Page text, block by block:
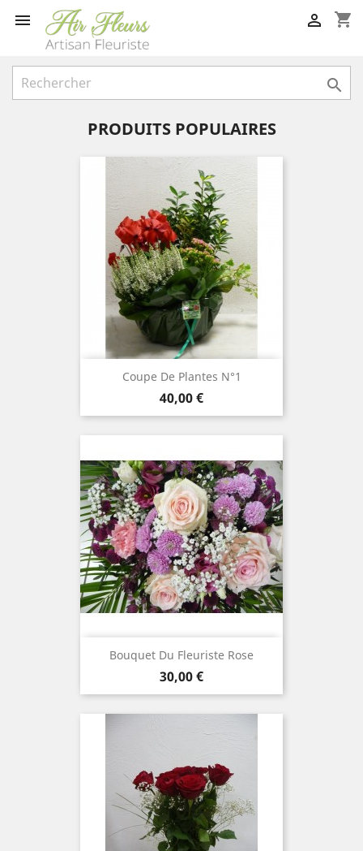
 shopping_cart


PRODUITS POPULAIRES
Coupe De Plantes N°1
Prix
40,00 €
Bouquet Du Fleuriste Rose
Prix
30,00 €